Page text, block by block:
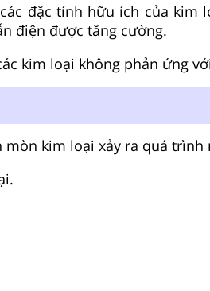
đặc tính hữu ích của kim
điện được tăng cường.
kim loại không phản ứng
kim loại xảy ra quá trình
.